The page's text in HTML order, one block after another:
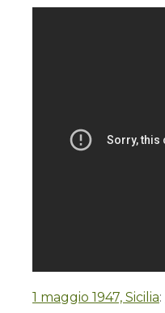
1 maggio 1947, Sicilia: